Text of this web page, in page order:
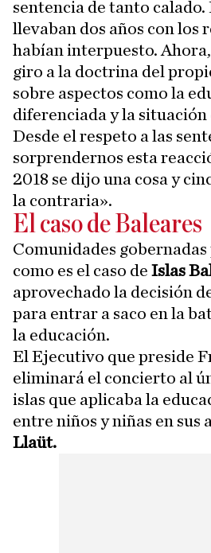
sentencia de tanto
llevaban dos años con los
habían interpuesto. Ahora,
giro a la doctrina del
sobre aspectos como la
diferenciada y la situación
Desde el respeto a las
sorprendernos esta
2018 se dijo una cosa y
la contraria».
El caso de Baleares
Comunidades
como es el caso de Islas
aprovechado la decisión
para entrar a saco en la
la educación.
El Ejecutivo que preside
eliminará el concierto al
islas que aplicaba la
entre niños y niñas en sus
Llaüt.